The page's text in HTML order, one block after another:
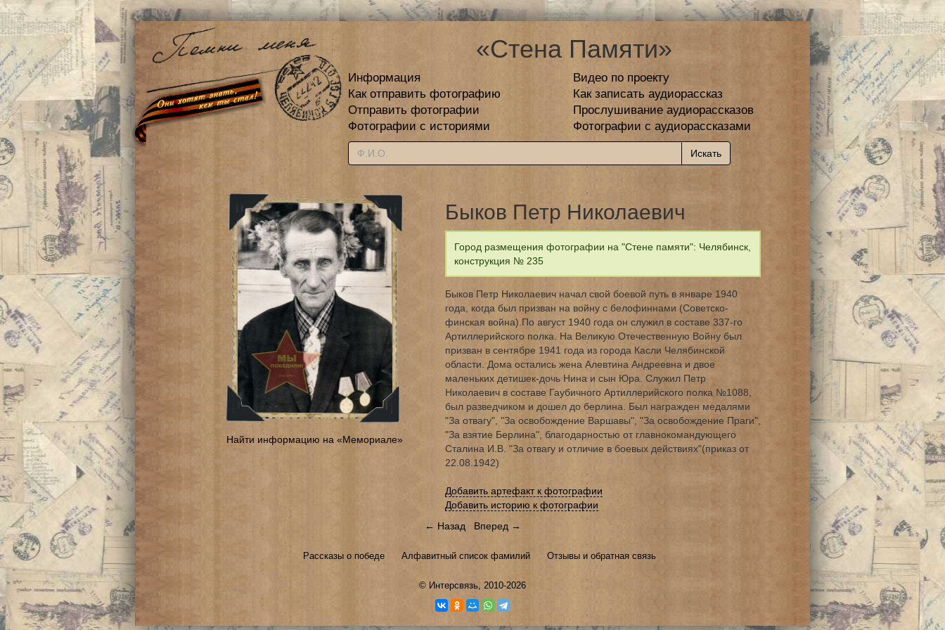
«Стена Памяти»
Информация
Видео по проекту
Как отправить фотографию
Как записать аудиорассказ
Отправить фотографии
Прослушивание аудиорассказов
Фотографии с историями
Фотографии с аудиорассказами
Найти информацию на «Мемориале»
Быков Петр Николаевич
Город размещения фотографии на "Стене памяти": Челябинск,
конструкция № 235
Быков Петр Николаевич начал свой боевой путь в январе 1940
года, когда был призван на войну с белофиннами (Советско-
финская война).По август 1940 года он служил в составе 337-го
Артиллерийского полка. На Великую Отечественную Войну был
призван в сентябре 1941 года из города Касли Челябинской
области. Дома остались жена Алевтина Андреевна и двое
маленьких детишек-дочь Нина и сын Юра. Служил Петр
Николаевич в составе Гаубичного Артиллерийского полка №1088,
был разведчиком и дошел до берлина. Был награжден медалями
"За отвагу", "За освобождение Варшавы", "За освобождение Праги",
"За взятие Берлина", благодарностью от главнокомандующего
Сталина И.В. "За отвагу и отличие в боевых действиях"(приказ от
22.08.1942)
Добавить артефакт к фотографии
Добавить историю к фотографии
← Назад
Вперед →
Рассказы о победе Алфавитный список фамилий Отзывы и обратная связь
© Интерсвязь, 2010-2026